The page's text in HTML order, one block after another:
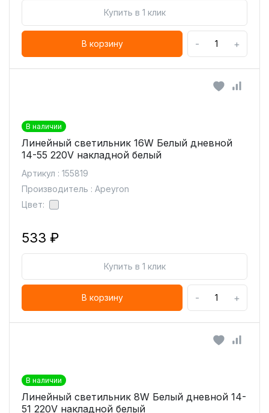
Купить в 1 клик
В корзину - +
В наличии
Линейный светильник 16W Белый дневной
14-55 220V накладной белый
Артикул : 155819
Производитель : Apeyron
Цвет:
533 ₽
Купить в 1 клик
В корзину - +
В наличии
Линейный светильник 8W Белый дневной 14-
51 220V накладной белый